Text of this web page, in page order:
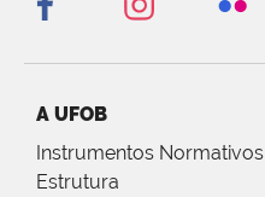
A UFOB
Instrumentos Normativos
Estrutura